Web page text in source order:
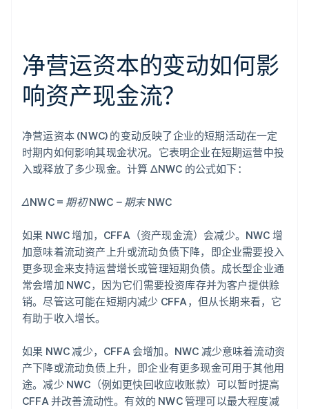
净营运资本的变动如何影
响资产现金流？
净营运资本 (NWC) 的变动反映了企业的短期活动在一定
时期内如何影响其现金状况。它表明企业在短期运营中投
入或释放了多少现金。计算 ΔNWC 的公式如下：
ΔNWC = 期初 NWC − 期末 NWC
如果 NWC 增加，CFFA（资产现金流）会减少。NWC 增
加意味着流动资产上升或流动负债下降，即企业需要投入
更多现金来支持运营增长或管理短期负债。成长型企业通
常会增加 NWC，因为它们需要投资库存并为客户提供赊
销。尽管这可能在短期内减少 CFFA，但从长期来看，它
有助于收入增长。
如果 NWC 减少，CFFA 会增加。NWC 减少意味着流动资
产下降或流动负债上升，即企业有更多现金可用于其他用
途。减少 NWC（例如更快回收应收账款）可以暂时提高
CFFA 并改善流动性。有效的 NWC 管理可以最大程度减